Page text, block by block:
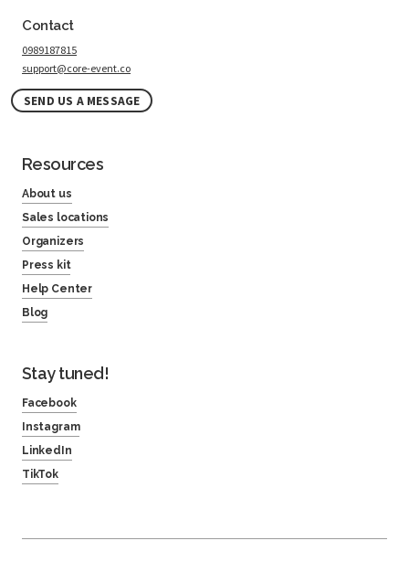
Contact
0989187815
support@core-event.co
SEND US A MESSAGE
Resources
About us
Sales locations
Organizers
Press kit
Help Center
Blog
Stay tuned!
Facebook
Instagram
LinkedIn
TikTok